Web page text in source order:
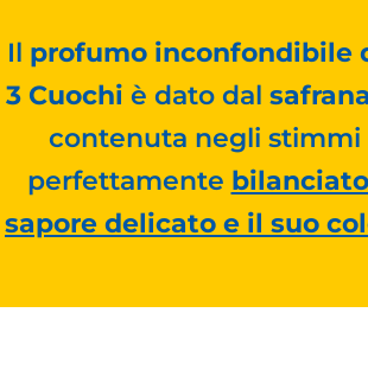
Il profumo inconfondibile
3 Cuochi è dato dal
contenuta negli stimmi
perfettamente
sapore delicato e il suo